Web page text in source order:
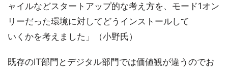
ャイルなどスタートアップ的な考え方を、モード1オン
リーだった環境に対してどうインストールして
いくかを考えました」（小野氏）
既存のIT部門とデジタル部門では価値観が違うのでお